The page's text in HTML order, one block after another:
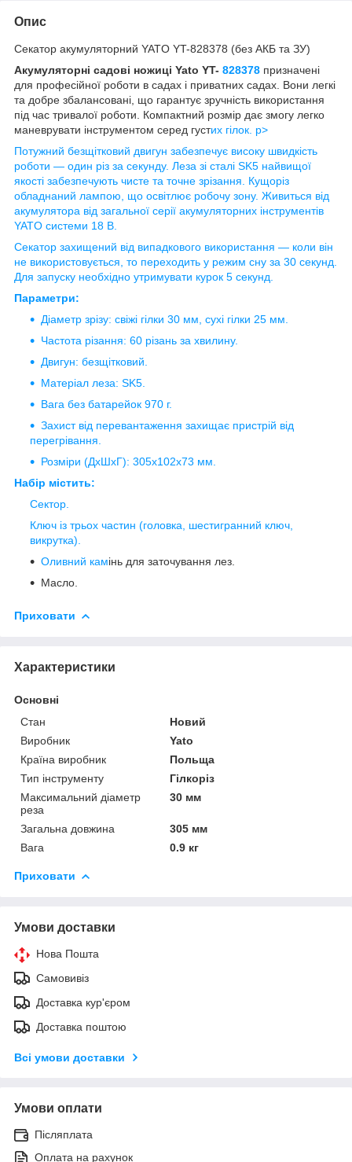
Опис
Секатор акумуляторний YATO YT-828378 (без АКБ та ЗУ)
Акумуляторні садові ножиці Yato YT- 828378 призначені
для професійної роботи в садах і приватних садах. Вони легкі
та добре збалансовані, що гарантує зручність використання
під час тривалої роботи. Компактний розмір дає змогу легко
маневрувати інструментом серед густих гілок. p>
Потужний безщітковий двигун забезпечує високу швидкість
роботи — один різ за секунду. Леза зі сталі SK5 найвищої
якості забезпечують чисте та точне зрізання. Кущоріз
обладнаний лампою, що освітлює робочу зону. Живиться від
акумулятора від загальної серії акумуляторних інструментів
YATO системи 18 В.
Секатор захищений від випадкового використання — коли він
не використовується, то переходить у режим сну за 30 секунд.
Для запуску необхідно утримувати курок 5 секунд.
Параметри:
Діаметр зрізу: свіжі гілки 30 мм, сухі гілки 25 мм.
Частота різання: 60 різань за хвилину.
Двигун: безщітковий.
Матеріал леза: SK5.
Вага без батарейок 970 г.
Захист від перевантаження захищає пристрій від
перегрівання.
Розміри (ДхШхГ): 305х102х73 мм.
Набір містить:
Сектор.
Ключ із трьох частин (головка, шестигранний ключ,
викрутка).
Оливний камінь для заточування лез.
Масло.
Приховати
Характеристики
Основні
Стан
Новий
Виробник
Yato
Країна виробник
Польща
Тип інструменту
Гілкоріз
Максимальний діаметр
реза
30 мм
Загальна довжина
305 мм
Вага
0.9 кг
Приховати
Умови доставки
Нова Пошта
Самовивіз
Доставка кур'єром
Доставка поштою
Всі умови доставки
Умови оплати
Післяплата
Оплата на рахунок